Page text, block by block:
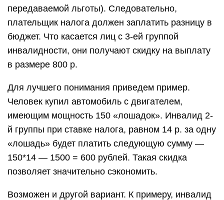
передаваемой льготы). Следовательно,
плательщик налога должен заплатить разницу в
бюджет. Что касается лиц с 3-ей группой
инвалидности, они получают скидку на выплату
в размере 800 р.
Для лучшего понимания приведем пример.
Человек купил автомобиль с двигателем,
имеющим мощность 150 «лошадок». Инвалид 2-
й группы при ставке налога, равном 14 р. за одну
«лошадь» будет платить следующую сумму —
150*14 — 1500 = 600 рублей. Такая скидка
позволяет значительно сэкономить.
Возможен и другой вариант. К примеру, инвалид